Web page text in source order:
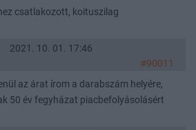
csatlakozott, koituszilag
2021. 10. 01. 17:46
#90011
az árat írom a darabszám helyére,
50 év fegyházat piacbefolyásolásért